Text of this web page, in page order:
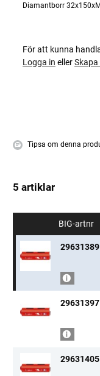
Diamantborr
För att kunna
Logga in eller
Tipsa om denna
5 artiklar
BIG-artnr
29631389
29631397
29631405